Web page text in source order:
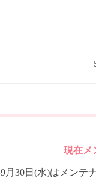
現在メ
9月30日(水)はメンテ